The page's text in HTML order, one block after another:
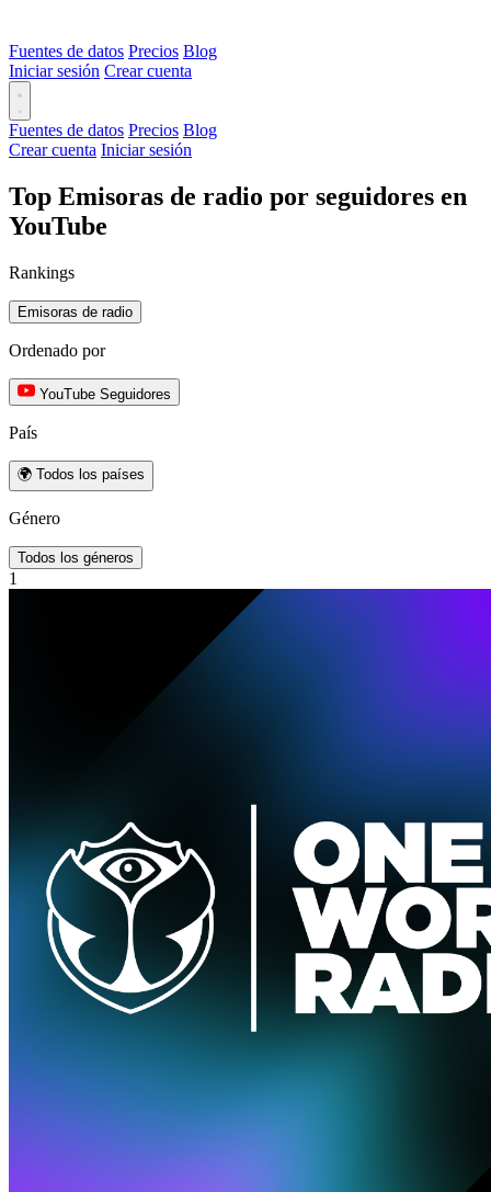
Fuentes de datos Precios Blog
Iniciar sesión Crear cuenta
Fuentes de datos Precios Blog
Crear cuenta Iniciar sesión
Top Emisoras de radio por seguidores en
YouTube
Rankings
Emisoras de radio
Ordenado por
YouTube Seguidores
País
🌍 Todos los países
Género
Todos los géneros
1